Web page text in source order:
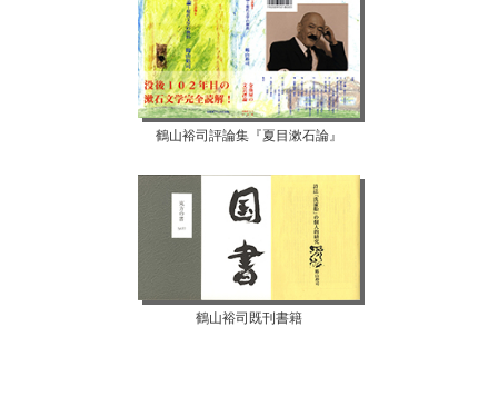
鶴山裕司評論集『夏目漱石論』
鶴山裕司既刊書籍